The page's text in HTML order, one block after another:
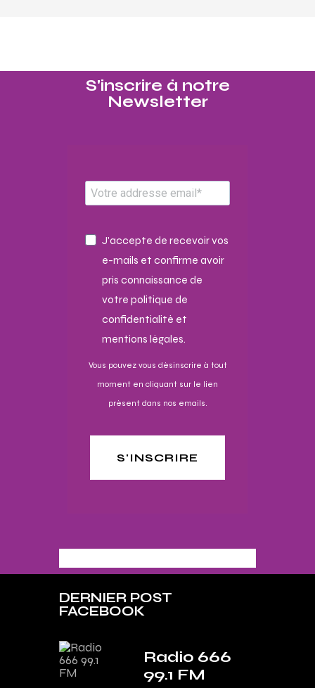
S'inscrire à notre
Newsletter​
J'accepte de recevoir vos
e-mails et confirme avoir
pris connaissance de
votre politique de
confidentialité et
mentions légales.
Vous pouvez vous désinscrire à tout
moment en cliquant sur le lien
présent dans nos emails.
S'INSCRIRE
DERNIER POST
FACEBOOK
Radio 666
99.1 FM